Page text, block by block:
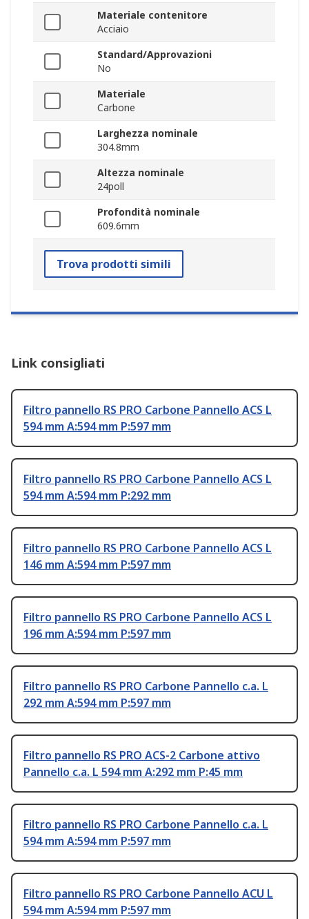
Materiale contenitore
Acciaio
Standard/Approvazioni
No
Materiale
Carbone
Larghezza nominale
304.8mm
Altezza nominale
24poll
Profondità nominale
609.6mm
Trova prodotti simili
Link consigliati
Filtro pannello RS PRO Carbone Pannello ACS L
594 mm A:594 mm P:597 mm
Filtro pannello RS PRO Carbone Pannello ACS L
594 mm A:594 mm P:292 mm
Filtro pannello RS PRO Carbone Pannello ACS L
146 mm A:594 mm P:597 mm
Filtro pannello RS PRO Carbone Pannello ACS L
196 mm A:594 mm P:597 mm
Filtro pannello RS PRO Carbone Pannello c.a. L
292 mm A:594 mm P:597 mm
Filtro pannello RS PRO ACS-2 Carbone attivo
Pannello c.a. L 594 mm A:292 mm P:45 mm
Filtro pannello RS PRO Carbone Pannello c.a. L
594 mm A:594 mm P:597 mm
Filtro pannello RS PRO Carbone Pannello ACU L
594 mm A:594 mm P:597 mm